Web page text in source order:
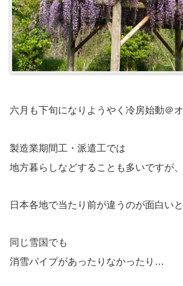
六月も下旬になりようやく冷房始動＠オ
製造業期間工・派遣工では
地方暮らしなどすることも多いですが、
日本各地で当たり前が違うのが面白いと
同じ雪国でも
消雪パイプがあったりなかったり…